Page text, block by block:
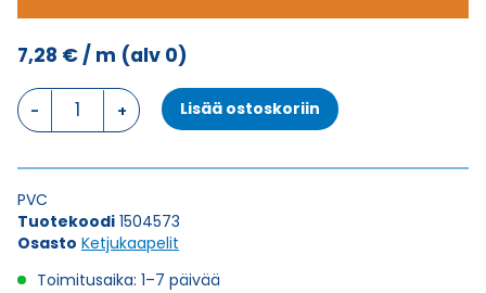
7,28 €/ m (alv 0)
Ketjukaapeli
KAWEFLEX
ECO
UL/CSA
12G1
(AWG18)
Lisää ostoskoriin
PVC
Tuotekoodi 1504573
Osasto Ketjukaapelit
Toimitusaika: 1–7 päivää